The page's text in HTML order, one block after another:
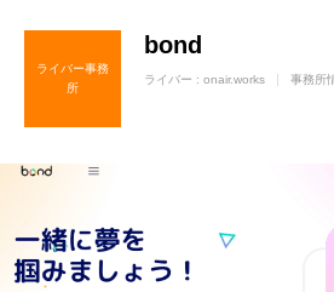
ライバー事務
所
bond
ライバー : onair.works 事務所